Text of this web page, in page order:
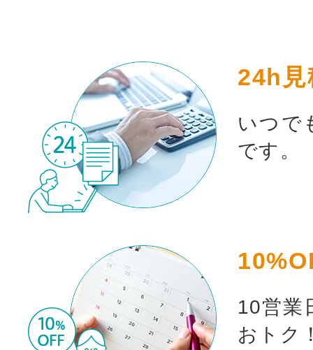
24h見
いつで
です。
10営業
おトク